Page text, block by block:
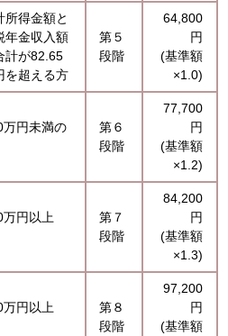
所得金額と
年金収入額
計が82.65
を超える方
第５
段階
64,800
円
(基準額
×1.0)
円未満の
第６
段階
77,700
円
(基準額
×1.2)
円以上
第７
段階
84,200
円
(基準額
×1.3)
円以上
第８
段階
97,200
円
(基準額